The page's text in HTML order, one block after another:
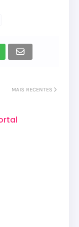
MAIS RECENTES